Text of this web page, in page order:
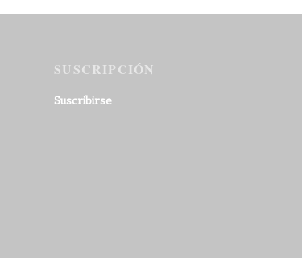
SUSCRIPCIÓN
Suscribirse